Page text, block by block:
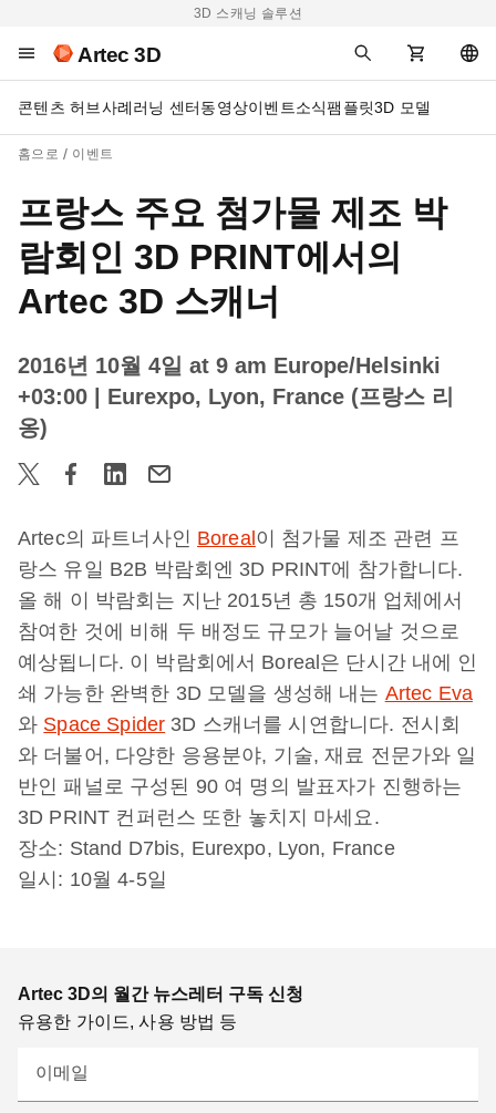
3D 스캐닝 솔루션
Artec 3D
콘텐츠 허브사례러닝 센터동영상이벤트소식팸플릿3D 모델
홈으로 이벤트
프랑스 주요 첨가물 제조 박
람회인 3D PRINT에서의
Artec 3D 스캐너
2016년 10월 4일 at 9 am Europe/Helsinki
+03:00
| Eurexpo, Lyon, France (프랑스 리
옹)
Artec의 파트너사인 Boreal 이 첨가물 제조 관련 프
랑스 유일 B2B 박람회엔 3D PRINT에 참가합니다.
올 해 이 박람회는 지난 2015년 총 150개 업체에서
참여한 것에 비해 두 배정도 규모가 늘어날 것으로
예상됩니다. 이 박람회에서 Boreal은 단시간 내에 인
쇄 가능한 완벽한 3D 모델을 생성해 내는 Artec Eva
와 Space Spider 3D 스캐너를 시연합니다. 전시회
와 더불어, 다양한 응용분야, 기술, 재료 전문가와 일
반인 패널로 구성된 90 여 명의 발표자가 진행하는
3D PRINT 컨퍼런스 또한 놓치지 마세요.
장소: Stand D7bis, Eurexpo, Lyon, France
일시: 10월 4-5일
Artec 3D의 월간 뉴스레터 구독 신청
유용한 가이드, 사용 방법 등
이메일